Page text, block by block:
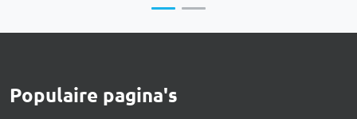
Populaire pagina's